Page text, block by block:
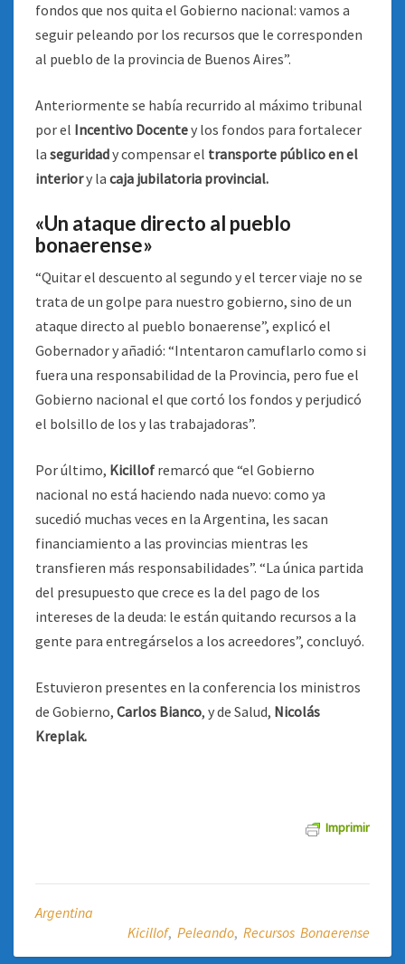
fondos que nos quita el Gobierno nacional: vamos a
seguir peleando por los recursos que le corresponden
al pueblo de la provincia de Buenos Aires”.
Anteriormente se había recurrido al máximo tribunal
por el Incentivo Docentey los fondos para fortalecer
la seguridady compensar el transporte público en el
interiory la caja jubilatoria provincial.
«Un ataque directo al pueblo
bonaerense»
“Quitar el descuento al segundo y el tercer viaje no se
trata de un golpe para nuestro gobierno, sino de un
ataque directo al pueblo bonaerense”, explicó el
Gobernador y añadió: “Intentaron camuflarlo como si
fuera una responsabilidad de la Provincia, pero fue el
Gobierno nacional el que cortó los fondos y perjudicó
el bolsillo de los y las trabajadoras”.
Por último, Kicillof remarcó que “el Gobierno
nacional no está haciendo nada nuevo: como ya
sucedió muchas veces en la Argentina, les sacan
financiamiento a las provincias mientras les
transfieren más responsabilidades”. “La única partida
del presupuesto que crece es la del pago de los
intereses de la deuda: le están quitando recursos a la
gente para entregárselos a los acreedores”, concluyó.
Estuvieron presentes en la conferencia los ministros
de Gobierno, Carlos Bianco, y de Salud, Nicolás
Kreplak.
Imprimir
Argentina
Kicillof, Peleando, Recursos Bonaerense